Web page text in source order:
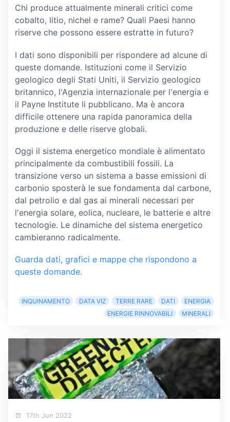
Chi produce attualmente minerali critici come
cobalto, litio, nichel e rame? Quali Paesi hanno
riserve che possono essere estratte in futuro?
I dati sono disponibili per rispondere ad alcune di
queste domande. Istituzioni come il Servizio
geologico degli Stati Uniti, il Servizio geologico
britannico, l'Agenzia internazionale per l'energia e
il Payne Institute li pubblicano. Ma è ancora
difficile ottenere una rapida panoramica della
produzione e delle riserve globali.
Oggi il sistema energetico mondiale è alimentato
principalmente da combustibili fossili. La
transizione verso un sistema a basse emissioni di
carbonio sposterà le sue fondamenta dal carbone,
dal petrolio e dal gas ai minerali necessari per
l'energia solare, eolica, nucleare, le batterie e altre
tecnologie. Le dinamiche del sistema energetico
cambieranno radicalmente.
Guarda dati, grafici e mappe che rispondono a
queste domande.
INQUINAMENTO DATA VIZ TERRE RARE DATI
ENERGIA
ENERGIE RINNOVABILI
MINERALI
17th Jun 2022